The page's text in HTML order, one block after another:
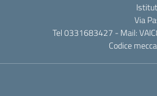
Via
Tel 0331683427 - Mail:
Codice